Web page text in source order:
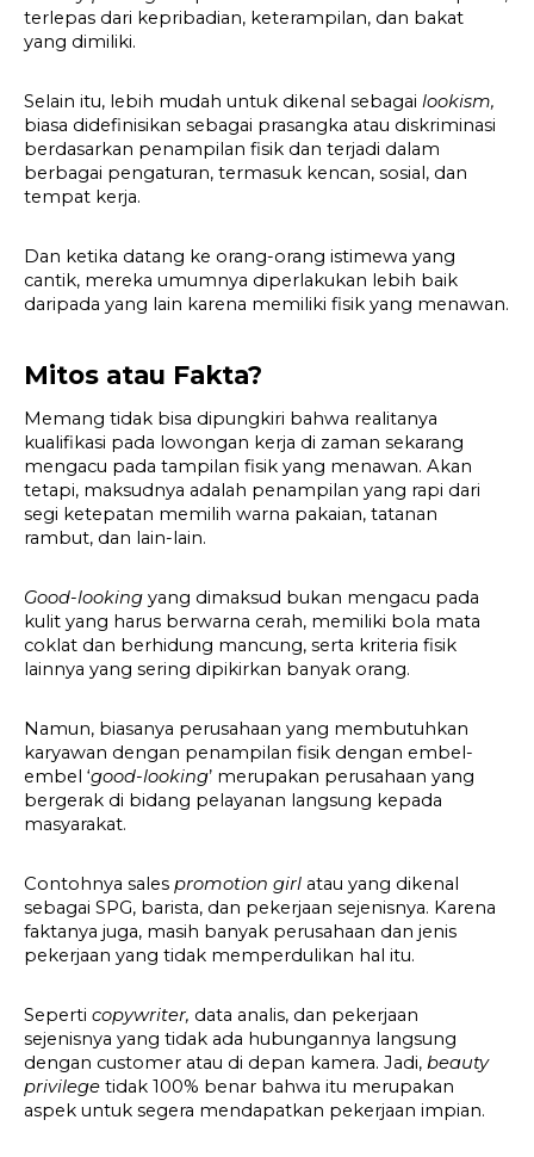
terlepas dari kepribadian, keterampilan, dan bakat
yang dimiliki.
Selain itu, lebih mudah untuk dikenal sebagai
biasa didefinisikan sebagai prasangka atau diskriminasi
berdasarkan penampilan fisik dan terjadi dalam
berbagai pengaturan, termasuk kencan, sosial, dan
tempat kerja.
Dan ketika datang ke orang-orang istimewa yang
cantik, mereka umumnya diperlakukan lebih baik
daripada yang lain karena memiliki fisik yang menawan.
Mitos atau Fakta?
Memang tidak bisa dipungkiri bahwa realitanya
kualifikasi pada lowongan kerja di zaman sekarang
mengacu pada tampilan fisik yang menawan. Akan
tetapi, maksudnya adalah penampilan yang rapi dari
segi ketepatan memilih warna pakaian, tatanan
rambut, dan lain-lain.
Good-looking yang dimaksud bukan mengacu pada
kulit yang harus berwarna cerah, memiliki bola mata
coklat dan berhidung mancung, serta kriteria fisik
lainnya yang sering dipikirkan banyak orang.
Namun, biasanya perusahaan yang membutuhkan
karyawan dengan penampilan fisik dengan embel-
embel ‘good-looking’ merupakan perusahaan yang
bergerak di bidang pelayanan langsung kepada
masyarakat.
Contohnya sales promotion girl atau yang dikenal
sebagai SPG, barista, dan pekerjaan sejenisnya. Karena
faktanya juga, masih banyak perusahaan dan jenis
pekerjaan yang tidak memperdulikan hal itu.
Seperti copywriter, data analis, dan pekerjaan
sejenisnya yang tidak ada hubungannya langsung
dengan customer atau di depan kamera. Jadi, beauty
privilege tidak 100% benar bahwa itu merupakan
aspek untuk segera mendapatkan pekerjaan impian.